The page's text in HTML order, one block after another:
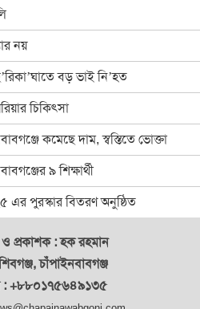
মাঝে ত্রাণ বিতরণ
পানি কমেছে ২৫ সেন্টিমিটার
সোনামসজিদ
মানববন্ধন
মানববন্ধন
ত্রাণ
এগিয়ে হারুন
নয়
বড় ভাই নি’হত
চিকিৎসা
কমেছে দাম, স্বস্তিতে ভোক্তা
৯ শিক্ষার্থী
এর পুরস্কার বিতরণ অনুষ্ঠিত
প্রকাশক : হক রহমান
চাঁপাইনবাবগঞ্জ
: +৮৮০১৭৫৬৪৯১৩৫